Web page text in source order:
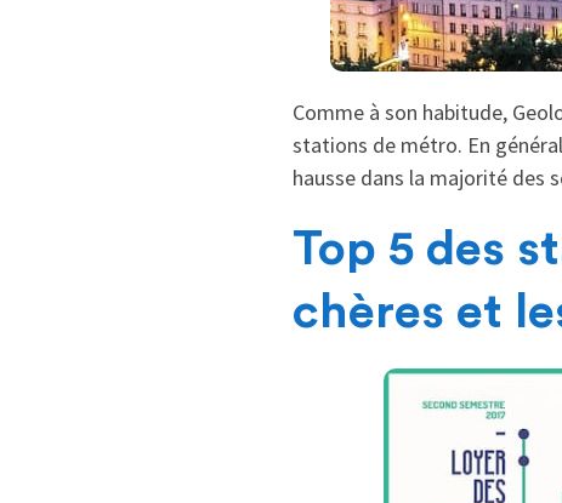
Comme à son habitude,
stations de métro. En
hausse dans la majorité des
Top 5 des
chères et